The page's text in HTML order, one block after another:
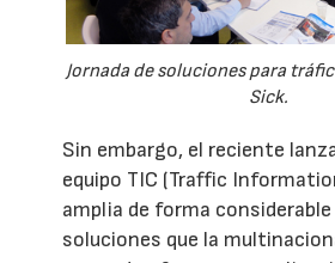
Jornada de soluciones para
Sick.
Sin embargo, el reciente
equipo TIC (Traffic
amplia de forma considerable
soluciones que la